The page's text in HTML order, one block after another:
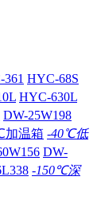
HYC-68S
HYC-630L
DW-25W198
加温箱 -40℃低
DW-
-150℃深